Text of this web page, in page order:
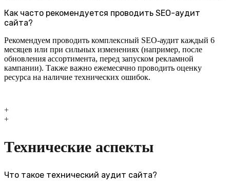
Как часто рекомендуется проводить SEO-аудит
сайта?
Рекомендуем проводить комплексный SEO-аудит каждый 6
месяцев или при сильных изменениях (например, после
обновления ассортимента, перед запуском рекламной
кампании). Также важно ежемесячно проводить оценку
ресурса на наличие технических ошибок.
+
+
Технические аспекты
Что такое технический аудит сайта?